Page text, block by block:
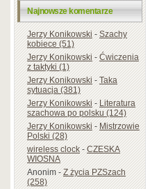
Najnowsze komentarze
Jerzy Konikowski-Szachy
kobiece (51)
Jerzy Konikowski-Ćwiczenia
z taktyki (1)
Jerzy Konikowski-Taka
sytuacja (381)
Jerzy Konikowski-Literatura
szachowa po polsku (124)
Jerzy Konikowski-Mistrzowie
Polski (28)
wireless clock-CZESKA
WIOSNA
Anonim-Z życia PZSzach
(258)